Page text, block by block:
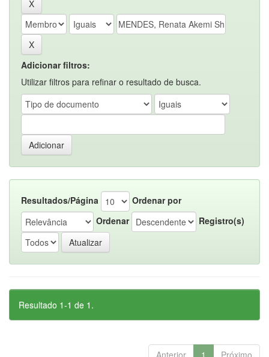
Adicionar filtros:
Utilizar filtros para refinar o resultado de busca.
Resultados/Página
Ordenar por
Ordenar
Registro(s)
Resultado 1-1 de 1.
Anterior 1 Próximo